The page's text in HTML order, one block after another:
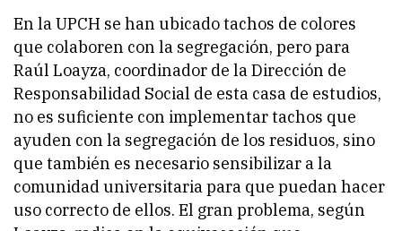
En la UPCH se han ubicado tachos de colores
que colaboren con la segregación, pero para
Raúl Loayza, coordinador de la Dirección de
Responsabilidad Social de esta casa de estudios,
no es suficiente con implementar tachos que
ayuden con la segregación de los residuos, sino
que también es necesario sensibilizar a la
comunidad universitaria para que puedan hacer
uso correcto de ellos. El gran problema, según